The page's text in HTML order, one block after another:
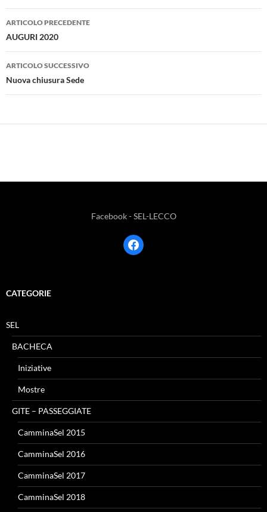
Navigazione
articolo
ARTICOLO PRECEDENTE
AUGURI 2020
ARTICOLO SUCCESSIVO
Nuova chiusura Sede
Facebook - SEL-LECCO
facebook
CATEGORIE
SEL
BACHECA
Iniziative
Mostre
GITE – PASSEGGIATE
CamminaSel 2015
CamminaSel 2016
CamminaSel 2017
CamminaSel 2018